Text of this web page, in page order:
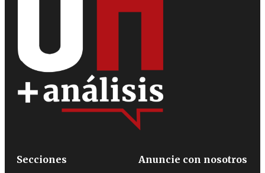
Secciones
Anuncie con nosotros